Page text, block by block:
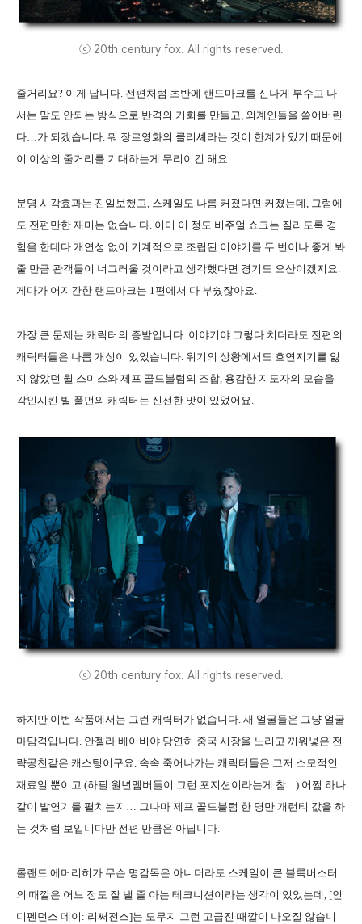
ⓒ 20th century fox. All rights reserved.
줄거리요? 이게 답니다. 전편처럼 초반에 랜드마크를 신나게 부수고 나
서는 말도 안되는 방식으로 반격의 기회를 만들고, 외계인들을 쓸어버린
다…가 되겠습니다. 뭐 장르영화의 클리셰라는 것이 한계가 있기 때문에
이 이상의 줄거리를 기대하는게 무리이긴 해요.
분명 시각효과는 진일보했고, 스케일도 나름 커졌다면 커졌는데, 그럼에
도 전편만한 재미는 없습니다. 이미 이 정도 비주얼 쇼크는 질리도록 경
험을 한데다 개연성 없이 기계적으로 조립된 이야기를 두 번이나 좋게 봐
줄 만큼 관객들이 너그러울 것이라고 생각했다면 경기도 오산이겠지요.
게다가 어지간한 랜드마크는 1편에서 다 부쉈잖아요.
가장 큰 문제는 캐릭터의 증발입니다. 이야기야 그렇다 치더라도 전편의
캐릭터들은 나름 개성이 있었습니다. 위기의 상황에서도 호연지기를 잃
지 않았던 윌 스미스와 제프 골드블럼의 조합, 용감한 지도자의 모습을
각인시킨 빌 풀먼의 캐릭터는 신선한 맛이 있었어요.
ⓒ 20th century fox. All rights reserved.
하지만 이번 작품에서는 그런 캐릭터가 없습니다. 새 얼굴들은 그냥 얼굴
마담격입니다. 안젤라 베이비야 당연히 중국 시장을 노리고 끼워넣은 전
략공천같은 캐스팅이구요. 속속 죽어나가는 캐릭터들은 그저 소모적인
재료일 뿐이고 (하필 원년멤버들이 그런 포지션이라는게 참....) 어쩜 하나
같이 발연기를 펼치는지… 그나마 제프 골드블럼 한 명만 개런티 값을 하
는 것처럼 보입니다만 전편 만큼은 아닙니다.
롤랜드 에머리히가 무슨 명감독은 아니더라도 스케일이 큰 블록버스터
의 때깔은 어느 정도 잘 낼 줄 아는 테크니션이라는 생각이 있었는데, [인
디펜던스 데이: 리써전스]는 도무지 그런 고급진 때깔이 나오질 않습니